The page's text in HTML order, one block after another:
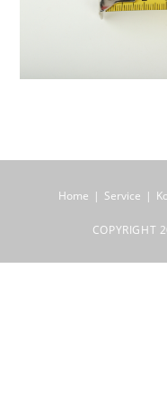
Home Service
COPYRIGHT